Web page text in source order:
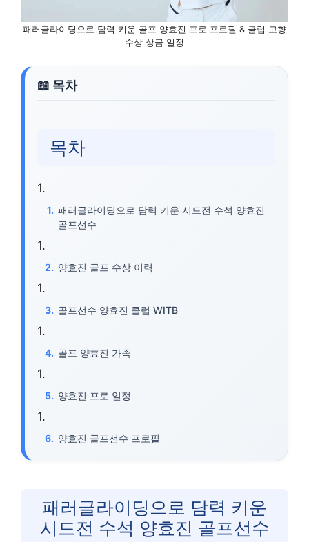
패러글라이딩으로 담력 키운 골프 양효진 프로 프로필 & 클럽 고향
수상 상금 일정
목차
패러글라이딩으로 담력 키운 시드전 수석 양효진
골프선수
양효진 골프 수상 이력
골프선수 양효진 클럽 WITB
골프 양효진 가족
양효진 프로 일정
양효진 골프선수 프로필
패러글라이딩으로 담력 키운
시드전 수석 양효진 골프선수